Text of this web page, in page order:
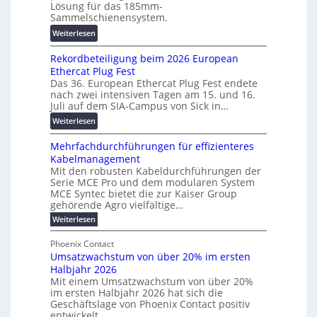
r
a
n
s
p
a
r
e
n
z
o
r
s
h
u
n
g
s
f
r
d
e
r
u
n
g
b
r
a
u
h
-
X
2
0
2
7
w
i
r
d
z
u
m
E
n
e
r
g
u
b
ü
Lösung für das 185mm-
Sammelschienensystem.
Weiterlesen:
W
e
i
t
e
r
e
n
t
w
i
c
k
e
l
e
N
H
-
S
i
Rekordbeteiligung beim 2026 European
Ethercat Plug Fest
Das 36. European Ethercat Plug Fest endete
nach zwei intensiven Tagen am 15. und 16.
Juli auf dem SIA-Campus von Sick in…
Weiterlesen:
R
e
k
o
r
d
b
e
t
e
i
l
i
g
u
Mehrfachdurchführungen für effizienteres
Kabelmanagement
Mit den robusten Kabeldurchführungen der
Serie MCE Pro und dem modularen System
MCE Syntec bietet die zur Kaiser Group
gehörende Agro vielfältige…
Weiterlesen:
M
h
r
f
a
c
h
d
Phoenix Contact
Umsatzwachstum von über 20% im ersten
Halbjahr 2026
Mit einem Umsatzwachstum von über 20%
im ersten Halbjahr 2026 hat sich die
Geschäftslage von Phoenix Contact positiv